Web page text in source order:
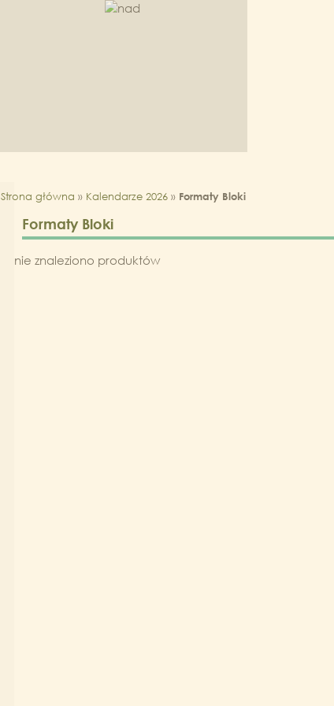
Strona główna » Kalendarze 2026 » Formaty Bloki
Formaty Bloki
nie znaleziono produktów